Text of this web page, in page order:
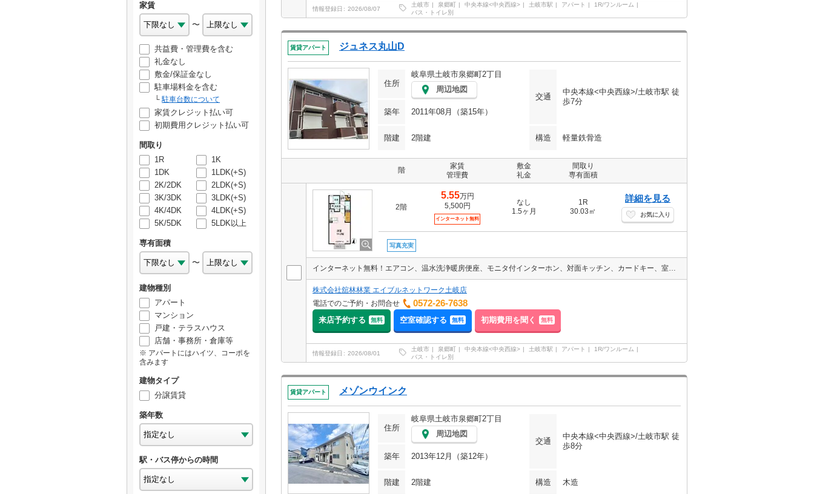
家賃
〜
共益費・管理費を含む
礼金なし
敷金/保証金なし
駐車場料金を含む
駐車台数について
家賃クレジット払い可
初期費用クレジット払い可
間取り
1R
1K
1DK
1LDK(+S)
2K/2DK
2LDK(+S)
3K/3DK
3LDK(+S)
4K/4DK
4LDK(+S)
5K/5DK
5LDK以上
専有面積
〜
建物種別
アパート
マンション
戸建・テラスハウス
店舗・事務所・倉庫等
アパートにはハイツ、コーポを
含みます
建物タイプ
分譲賃貸
築年数
駅・バス停からの時間
情報登録日 2026/08/07
土岐市 泉郷町 中央本線<中央西線> 土岐市駅 アパート
1R/ワンルーム
バス・トイレ別
賃貸アパート ジュネス丸山D
住所
岐阜県土岐市泉郷町2丁目
周辺地図
交通
中央本線<中央西線>/土岐市駅 徒
歩7分
築年
2011年08月（築15年）
階建 2階建 構造 軽量鉄骨造
階
家賃
管理費
敷金
礼金
間取り
専有面積
2階
5.55万円
5,500円
インターネット無料
なし
1.5ヶ月
1R
30.03㎡
詳細を見る
お気に入り
写真充実
インターネット無料！エアコン、温水洗浄暖房便座、モニタ付インターホン、対面キッチン、カードキー、室内物干し、居室照明、ウォークインクローゼット、シューズクローク、システムキッチン、洗面台、バス・トイレ別、室内洗濯機置場、ユニットバス、シャワー、プロパン、バルコニー
株式会社舘林林業 エイブルネットワーク土岐店
電話でのご予約・お問合せ
0572-26-7638
来店予約する 無料 空室確認する 無料 初期費用を聞く 無料
情報登録日 2026/08/01
土岐市 泉郷町 中央本線<中央西線> 土岐市駅 アパート
1R/ワンルーム
バス・トイレ別
賃貸アパート メゾンウインク
住所
岐阜県土岐市泉郷町2丁目
周辺地図
交通
中央本線<中央西線>/土岐市駅 徒
歩8分
築年
2013年12月（築12年）
階建 2階建 構造 木造